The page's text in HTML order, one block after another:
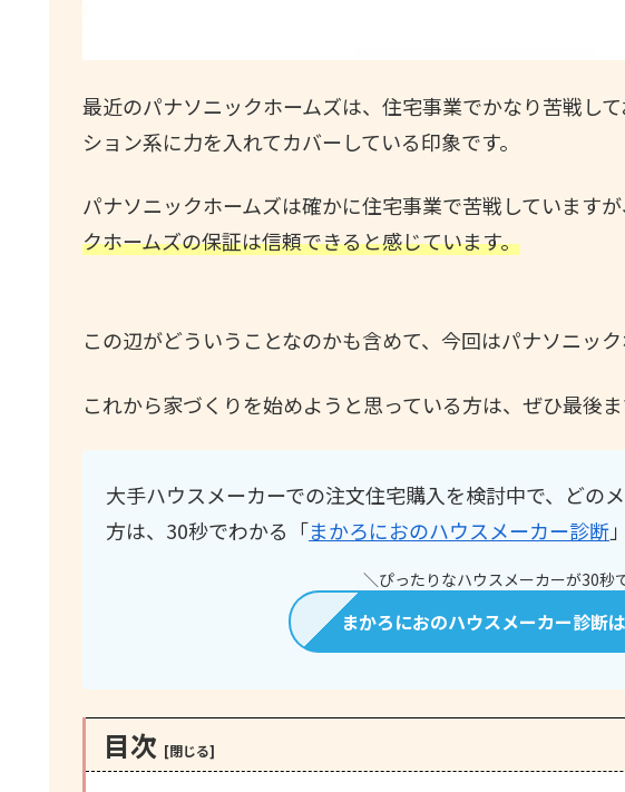
最近のパナソニックホームズは、住宅事業でかなり苦戦し
ション系に力を入れてカバーしている印象です。
パナソニックホームズは確かに住宅事業で苦戦していますが
クホームズの保証は信頼できると感じています。
この辺がどういうことなのかも含めて、今回はパナソニック
これから家づくりを始めようと思っている方は、ぜひ最後ま
大手ハウスメーカーでの注文住宅購入を検討中で、どの
方は、30秒でわかる「まかろにおのハウスメーカー診断
＼ぴったりなハウスメーカーが30秒
まかろにおのハウスメーカー診
目次